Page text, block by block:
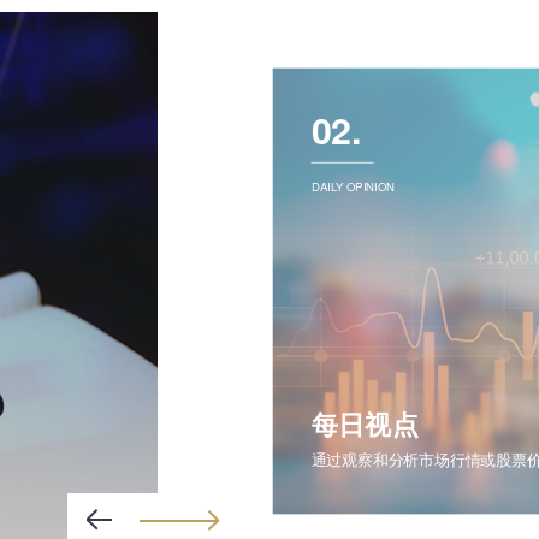
02.
DAILY OPINION
每日视点
通过观察和分析市场行情或股票